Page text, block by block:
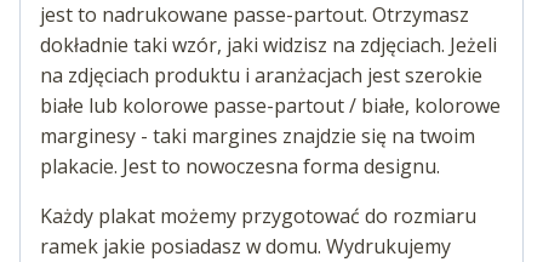
jest to nadrukowane passe-partout. Otrzymasz
dokładnie taki wzór, jaki widzisz na zdjęciach. Jeżeli
na zdjęciach produktu i aranżacjach jest szerokie
białe lub kolorowe passe-partout / białe, kolorowe
marginesy - taki margines znajdzie się na twoim
plakacie. Jest to nowoczesna forma designu.
Każdy plakat możemy przygotować do rozmiaru
ramek jakie posiadasz w domu. Wydrukujemy